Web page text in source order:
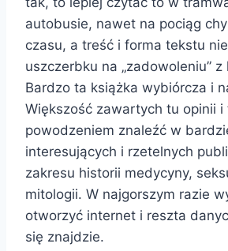
autobusie, nawet na pociąg
czasu, a treść i forma tekstu
uszczerbku na „zadowoleniu” z
Bardzo ta książka wybiórcza i
Większość zawartych tu opinii
powodzeniem znaleźć w
interesujących i rzetelnych
zakresu historii medycyny,
mitologii. W najgorszym razie
otworzyć internet i reszta
się znajdzie.